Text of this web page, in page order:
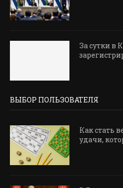
За сутки в
ВЫБОР ПОЛЬЗОВАТЕЛЯ
Как стать
удачи,